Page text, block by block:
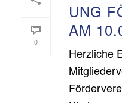
0
UNG
AM
Herzliche